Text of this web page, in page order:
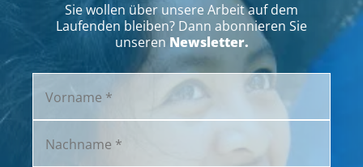
Sie wollen über unsere Arbeit auf dem
Laufenden bleiben? Dann abonnieren Sie
unseren Newsletter.